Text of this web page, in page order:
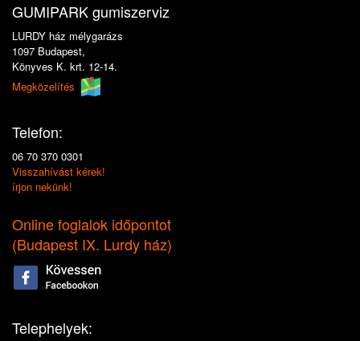
GUMIPARK gumiszerviz
LURDY ház mélygarázs
1097 Budapest,
Könyves K. krt. 12-14.
Megközelítés
Telefon:
06 70 370 0301
Visszahívást kérek!
írjon nekünk!
Online foglalok időpontot
(Budapest IX. Lurdy ház)
Telephelyek: